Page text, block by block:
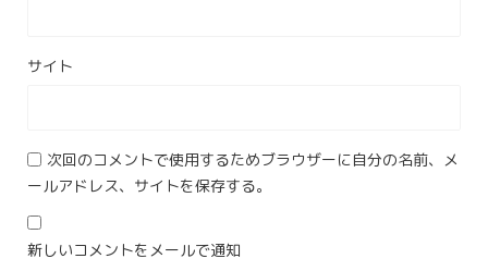
サイト
次回のコメントで使用するためブラウザーに自分の名前、メ
ールアドレス、サイトを保存する。
新しいコメントをメールで通知